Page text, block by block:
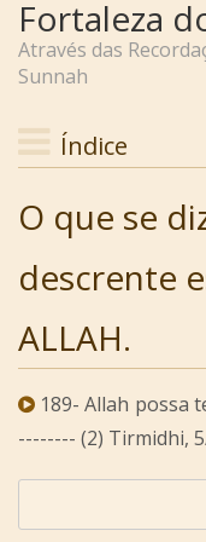
Fortaleza
Através das
Sunnah
Índice
O que se
descrente
ALLAH.
189- Allah possa
-------- (2) Tirmidhi,